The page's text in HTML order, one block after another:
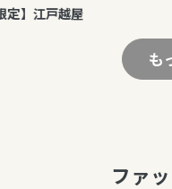
江戸越屋
も
ファ